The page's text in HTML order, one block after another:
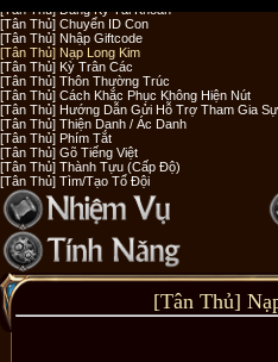
[Tân Thủ] Đăng Ký Tài Khoản
[Tân Thủ] Chuyển ID Con
[Tân Thủ] Nhập Giftcode
[Tân Thủ] Nạp Long Kim
[Tân Thủ] Kỳ Trân Các
[Tân Thủ] Thôn Thường Trúc
[Tân Thủ] Cách Khắc Phục Không Hiện Nút
[Tân Thủ] Hướng Dẫn Gửi Hỗ Trợ Tham Gia
[Tân Thủ] Thiện Danh / Ác Danh
[Tân Thủ] Phím Tắt
[Tân Thủ] Gõ Tiếng Việt
[Tân Thủ] Thành Tựu (Cấp Độ)
[Tân Thủ] Tìm/Tạo Tổ Đội
[Tân Thủ]